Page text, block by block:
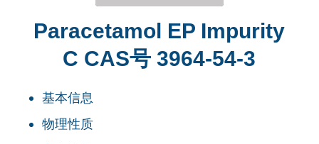
Paracetamol EP Impurity
C CAS号 3964-54-3
基本信息
物理性质